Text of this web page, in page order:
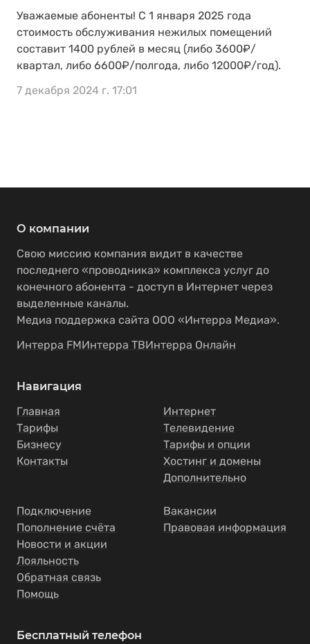
Уважаемые абоненты! С 1 января 2025 года
стоимость обслуживания нежилых помещений
составит 1400 рублей в месяц (либо 3600₽/
квартал, либо 6600₽/полгода, либо 12000₽/год).
7 декабря 2024 г. 17:01
О компании
Свою миссию компания видит в качестве
последнего «проводника» комплекса услуг до
конечного абонента - доступ в Интернет через
выделенные каналы.
Медиа поддержка сайта ООО «Интерра Медиа».
Интерра FMИнтерра ТВИнтерра Онлайн
Навигация
Главная
Тарифы
Бизнесу
Контакты
Интернет
Телевидение
Тарифы и опции
Хостинг и домены
Дополнительно
Подключение
Пополнение счёта
Новости и акции
Лояльность
Обратная связь
Помощь
Вакансии
Правовая информация
Бесплатный телефон